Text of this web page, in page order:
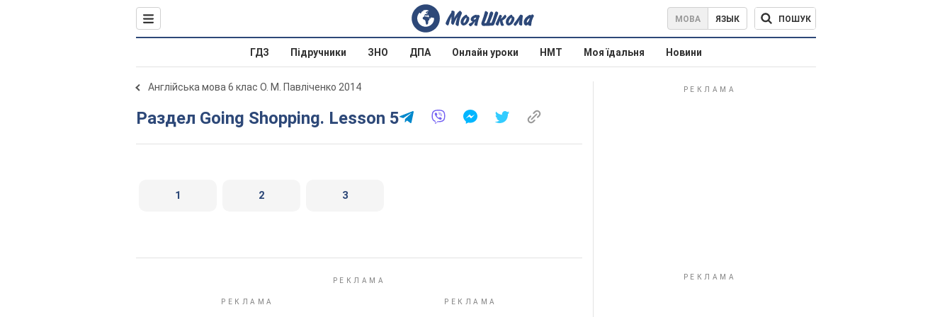
МОВА ЯЗЫК ПОШУК
ГДЗ Підручники ЗНО ДПА Онлайн уроки НМТ Моя їдальня Новини
Англійська мова 6 клас О. М. Павліченко 2014
Раздел Going Shopping. Lesson 5
1 2 3